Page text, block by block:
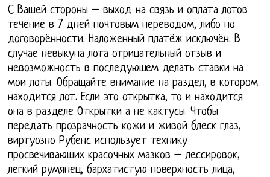
С Вашей стороны – выход на связь и оплата лотов
течение в 7 дней почтовым переводом, либо по
договорённости. Наложенный платёж исключён. В
случае невыкупа лота отрицательный отзыв и
невозможность в последующем делать ставки на
мои лоты. Обращайте внимание на раздел, в котором
находится лот. Если это открытка, то и находится
она в разделе Открытки а не кактусы. Чтобы
передать прозрачность кожи и живой блеск глаз,
виртуозно Рубенс использует технику
просвечивающих красочных мазков – лессировок,
легкий румянец, бархатистую поверхность лица,